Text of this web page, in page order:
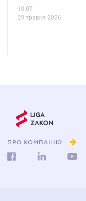
10.07
29 травня 2026
ПРО КОМПАНІЮ